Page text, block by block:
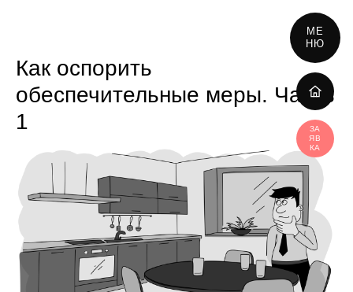
Как оспорить
обеспечительные меры. Часть
1
МЕ
НЮ
ЗА
ЯВ
КА